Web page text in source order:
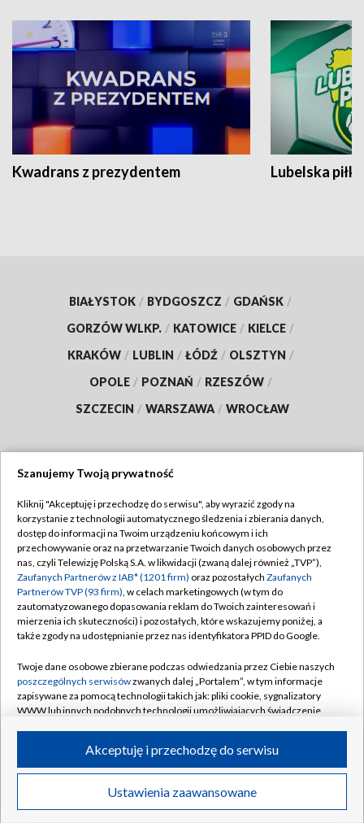
Kwadrans z prezydentem Lubelska piłka
BIAŁYSTOK / BYDGOSZCZ / GDAŃSK /
GORZÓW WLKP. / KATOWICE / KIELCE /
KRAKÓW / LUBLIN / ŁÓDŹ / OLSZTYN /
OPOLE / POZNAŃ / RZESZÓW /
SZCZECIN / WARSZAWA / WROCŁAW
TVP
Abonament TVP
Emisja w TVP
Centrum informacji TVP
Naziemna Telewizja Cyfrowa
Rada Programowa
System NOS
Informacje o nadawcy
Program dla prasy
Ogłoszenie przetargowe
Regulamin TVP
Polityka prywatności
Moje zgody
Pomoc
Kontakt
Kanały
©2026 Telewizja Polska S.A. w likwidacji
Szanujemy Twoją prywatność
Kliknij "Akceptuję i przechodzę do serwisu", aby wyrazić zgody na
korzystanie z technologii automatycznego śledzenia i zbierania danych,
dostęp do informacji na Twoim urządzeniu końcowym i ich
przechowywanie oraz na przetwarzanie Twoich danych osobowych przez
nas, czyli Telewizję Polską S.A. w likwidacji (zwaną dalej również „TVP”),
Zaufanych Partnerów z IAB* (1201 firm) oraz pozostałych Zaufanych
Partnerów TVP (93 firm), w celach marketingowych (w tym do
zautomatyzowanego dopasowania reklam do Twoich zainteresowań i
mierzenia ich skuteczności) i pozostałych, które wskazujemy poniżej, a
także zgody na udostępnianie przez nas identyfikatora PPID do Google.
Twoje dane osobowe zbierane podczas odwiedzania przez Ciebie naszych
poszczególnych serwisówzwanych dalej „Portalem”, w tym informacje
zapisywane za pomocą technologii takich jak: pliki cookie, sygnalizatory
WWW lub innych podobnych technologii umożliwiających świadczenie
ruchu w Internecie.
Twoje dane osobowe zbierane podczas odwiedzania przez Ciebie
poszczególnych serwisówna Portalu, takie jak adresy IP, identyfikatory
Ustawienia zaawansowane
Akceptuję i przechodzę do serwisu